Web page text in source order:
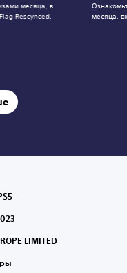
месяца, в
Rescynced.
месяца,
LIMITED